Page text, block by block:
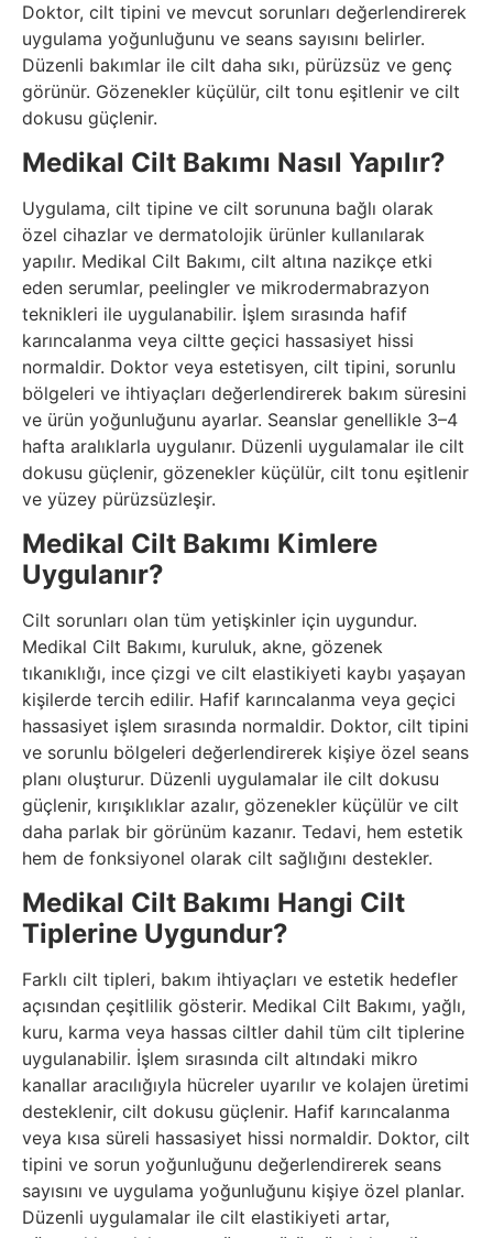
Doktor, cilt tipini ve mevcut sorunları değerlendirerek
uygulama yoğunluğunu ve seans sayısını belirler.
Düzenli bakımlar ile cilt daha sıkı, pürüzsüz ve genç
görünür. Gözenekler küçülür, cilt tonu eşitlenir ve cilt
dokusu güçlenir.
Medikal Cilt Bakımı Nasıl Yapılır?
Uygulama, cilt tipine ve cilt sorununa bağlı olarak
özel cihazlar ve dermatolojik ürünler kullanılarak
yapılır. Medikal Cilt Bakımı, cilt altına nazikçe etki
eden serumlar, peelingler ve mikrodermabrazyon
teknikleri ile uygulanabilir. İşlem sırasında hafif
karıncalanma veya ciltte geçici hassasiyet hissi
normaldir. Doktor veya estetisyen, cilt tipini, sorunlu
bölgeleri ve ihtiyaçları değerlendirerek bakım süresini
ve ürün yoğunluğunu ayarlar. Seanslar genellikle 3–4
hafta aralıklarla uygulanır. Düzenli uygulamalar ile cilt
dokusu güçlenir, gözenekler küçülür, cilt tonu eşitlenir
ve yüzey pürüzsüzleşir.
Medikal Cilt Bakımı Kimlere
Uygulanır?
Cilt sorunları olan tüm yetişkinler için uygundur.
Medikal Cilt Bakımı, kuruluk, akne, gözenek
tıkanıklığı, ince çizgi ve cilt elastikiyeti kaybı yaşayan
kişilerde tercih edilir. Hafif karıncalanma veya geçici
hassasiyet işlem sırasında normaldir. Doktor, cilt tipini
ve sorunlu bölgeleri değerlendirerek kişiye özel seans
planı oluşturur. Düzenli uygulamalar ile cilt dokusu
güçlenir, kırışıklıklar azalır, gözenekler küçülür ve cilt
daha parlak bir görünüm kazanır. Tedavi, hem estetik
hem de fonksiyonel olarak cilt sağlığını destekler.
Medikal Cilt Bakımı Hangi Cilt
Tiplerine Uygundur?
Farklı cilt tipleri, bakım ihtiyaçları ve estetik hedefler
açısından çeşitlilik gösterir. Medikal Cilt Bakımı, yağlı,
kuru, karma veya hassas ciltler dahil tüm cilt tiplerine
uygulanabilir. İşlem sırasında cilt altındaki mikro
kanallar aracılığıyla hücreler uyarılır ve kolajen üretimi
desteklenir, cilt dokusu güçlenir. Hafif karıncalanma
veya kısa süreli hassasiyet hissi normaldir. Doktor, cilt
tipini ve sorun yoğunluğunu değerlendirerek seans
sayısını ve uygulama yoğunluğunu kişiye özel planlar.
Düzenli uygulamalar ile cilt elastikiyeti artar,